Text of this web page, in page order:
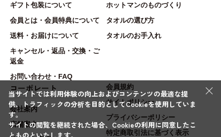
ギフト包装について
会員とは・会員特典について
送料・お届けについて
キャンセル・返品・交換・ご
返金
お問い合わせ・FAQ
ホットマンのものづくり
タオルの選び方
タオルのお手入れ
コーポレート
会社案内
店舗案内
会員規約
サイトポリシー
プライバシーポリシー
特定商取引法に基づく表示
×
当サイトでは利用体験の向上およびコンテンツの最適な提
供、トラフィックの分析を目的としてCookieを使用していま
す。
サイトの閲覧を継続された場合、Cookieの利用に同意したこ